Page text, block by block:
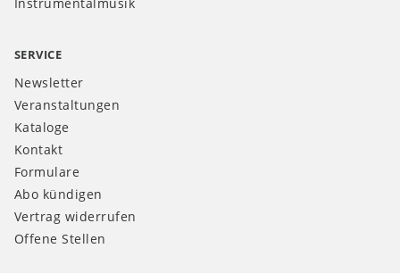
SERVICE
Newsletter
Veranstaltungen
Kataloge
Kontakt
Formulare
Abo kündigen
Vertrag widerrufen
Offene Stellen